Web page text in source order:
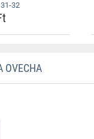
32
OVECHA